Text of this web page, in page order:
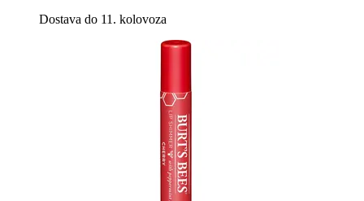
Dostava do 11. kolovoza